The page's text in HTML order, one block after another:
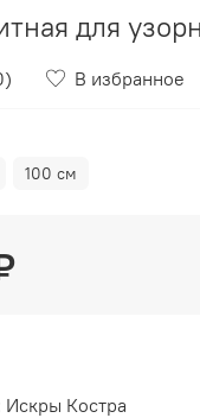
для
В избранное
100 см
Искры Костра